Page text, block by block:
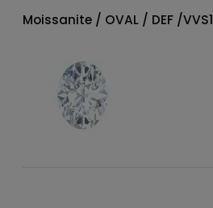
Moissanite / OVAL / DEF /VVS1